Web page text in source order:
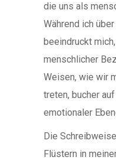
die uns als
Während ich
beeindruckt
menschlicher
Weisen, wie wir
treten, bucher
emotionaler
Die
Flüstern in